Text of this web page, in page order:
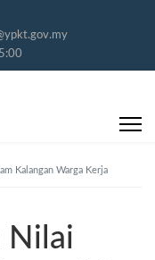
Kalangan Warga Kerja
Nilai